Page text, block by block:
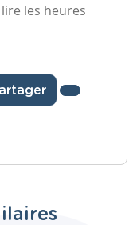
les heures